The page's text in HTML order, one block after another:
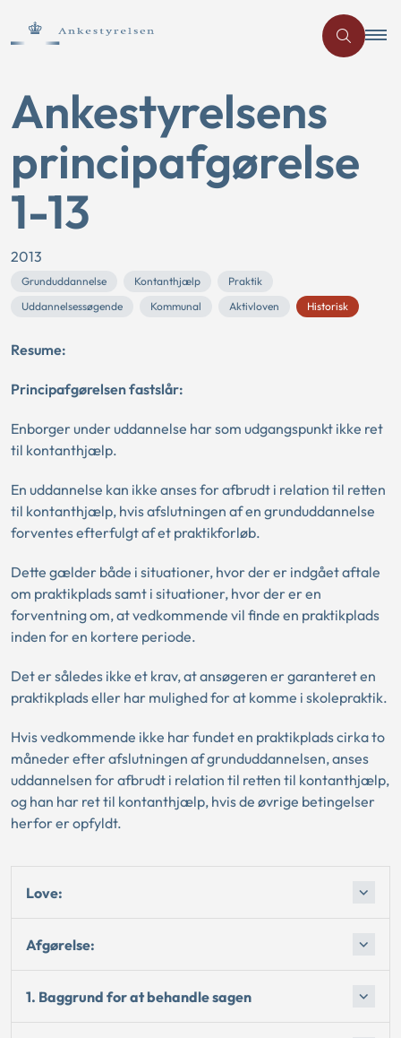
Ankestyrelsens
principafgørelse
1-13
2013
Grunduddannelse Kontanthjælp
Praktik
Uddannelsessøgende
Kommunal Aktivloven Historisk
Resume:
Principafgørelsen fastslår:
Enborger under uddannelse har som udgangspunkt ikke ret
til kontanthjælp.
En uddannelse kan ikke anses for afbrudt i relation til retten
til kontanthjælp, hvis afslutningen af en grunduddannelse
forventes efterfulgt af et praktikforløb.
Dette gælder både i situationer, hvor der er indgået aftale
om praktikplads samt i situationer, hvor der er en
forventning om, at vedkommende vil finde en praktikplads
inden for en kortere periode.
Det er således ikke et krav, at ansøgeren er garanteret en
praktikplads eller har mulighed for at komme i skolepraktik.
Hvis vedkommende ikke har fundet en praktikplads cirka to
måneder efter afslutningen af grunduddannelsen, anses
uddannelsen for afbrudt i relation til retten til kontanthjælp,
og han har ret til kontanthjælp, hvis de øvrige betingelser
herfor er opfyldt.
Love:
Afgørelse:
1. Baggrund for at behandle sagen